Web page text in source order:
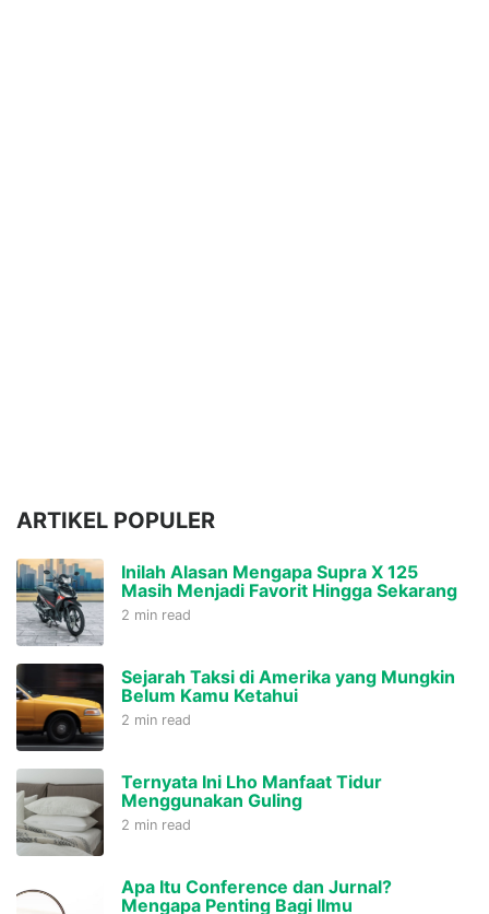
ARTIKEL POPULER
Inilah Alasan Mengapa Supra X 125
Masih Menjadi Favorit Hingga Sekarang
2 min read
Sejarah Taksi di Amerika yang Mungkin
Belum Kamu Ketahui
2 min read
Ternyata Ini Lho Manfaat Tidur
Menggunakan Guling
2 min read
Apa Itu Conference dan Jurnal?
Mengapa Penting Bagi Ilmu